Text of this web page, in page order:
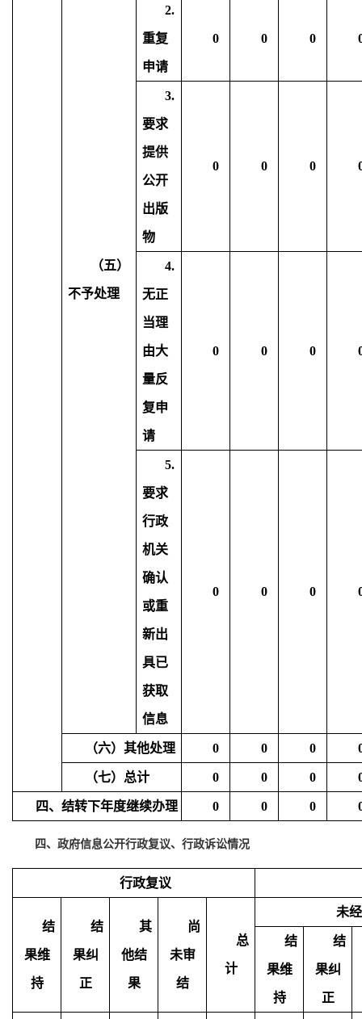
（五）
不予处理
2.
重复
申请
0 0 0
3.
要求
提供
公开
出版
物
0 0 0
4.
无正
当理
由大
量反
复申
请
0 0 0
5.
要求
行政
机关
确认
或重
新出
具已
获取
信息
0 0 0
（六）其他处理 0 0 0
（七）总计 0 0 0
四、结转下年度继续办理 0 0 0
四、政府信息公开行政复议、行政诉讼情况
行政复议
结
果维
持
结
果纠
正
其
他结
果
尚
未审
结
总
计
未
结
果维
持
结
果纠
正